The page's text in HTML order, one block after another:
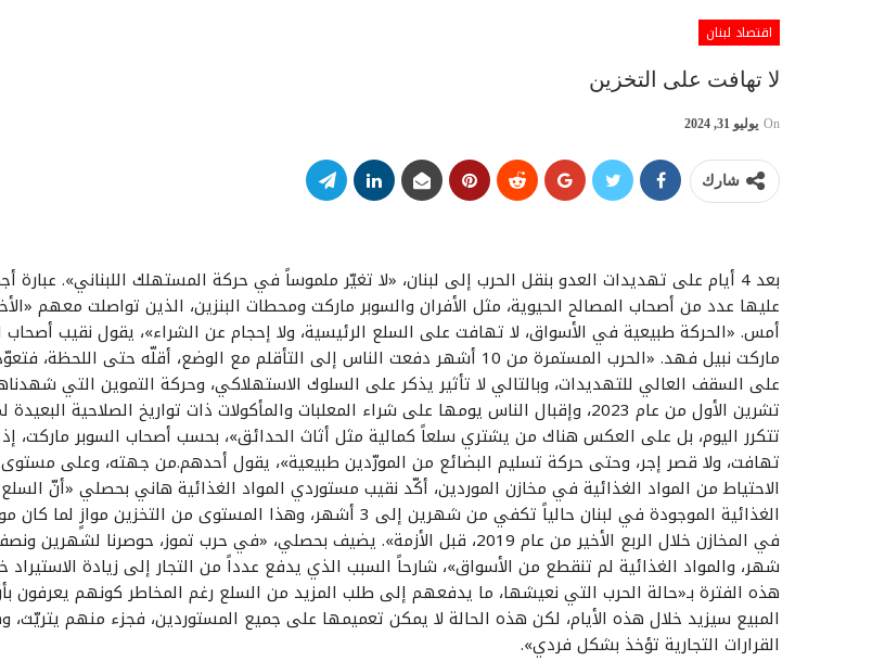
اقتصاد لبنان
لا تهافت على التخزين
On يوليو 31, 2024
شارك
بعد 4 أيام على تهديدات العدو بنقل الحرب إلى لبنان، «لا تغيّر ملموساً في حركة المستهلك اللبناني». عبارة
عليها عدد من أصحاب المصالح الحيوية، مثل الأفران والسوبر ماركت ومحطات البنزين، الذين تواصلت معهم
أمس. «الحركة طبيعية في الأسواق، لا تهافت على السلع الرئيسية، ولا إحجام عن الشراء»، يقول نقيب أصحاب
ماركت نبيل فهد. «الحرب المستمرة من 10 أشهر دفعت الناس إلى التأقلم مع الوضع، أقلّه حتى اللحظة،
على السقف العالي للتهديدات، وبالتالي لا تأثير يذكر على السلوك الاستهلاكي، وحركة التموين التي
تشرين الأول من عام 2023، وإقبال الناس يومها على شراء المعلبات والمأكولات ذات تواريخ الصلاحية البعيدة
تتكرر اليوم، بل على العكس هناك من يشتري سلعاً كمالية مثل أثاث الحدائق»، بحسب أصحاب السوبر ماركت، إذ
تهافت، ولا قصر إجر، وحتى حركة تسليم البضائع من المورّدين طبيعية»، يقول أحدهم.من جهته، وعلى مستوى
الاحتياط من المواد الغذائية في مخازن الموردين، أكّد نقيب مستوردي المواد الغذائية هاني بحصلي «أنّ السلع
الغذائية الموجودة في لبنان حالياً تكفي من شهرين إلى 3 أشهر، وهذا المستوى من التخزين موازٍ لما
في المخازن خلال الربع الأخير من عام 2019، قبل الأزمة». يضيف بحصلي، «في حرب تموز، حوصرنا لشهرين
شهر، والمواد الغذائية لم تنقطع من الأسواق»، شارحاً السبب الذي يدفع عدداً من التجار إلى زيادة الاستيراد
هذه الفترة بـ«حالة الحرب التي نعيشها، ما يدفعهم إلى طلب المزيد من السلع رغم المخاطر كونهم يعرفون
المبيع سيزيد خلال هذه الأيام، لكن هذه الحالة لا يمكن تعميمها على جميع المستوردين، فجزء منهم يتريّث،
القرارات التجارية تؤخذ بشكل فردي».